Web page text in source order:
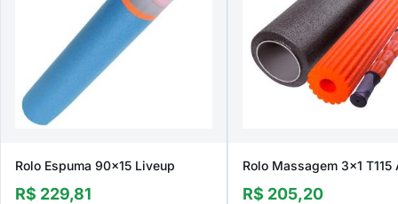
Rolo Espuma 90x15 Liveup
R$ 229,81
Rolo Massagem 3x1 T115
R$ 205,20